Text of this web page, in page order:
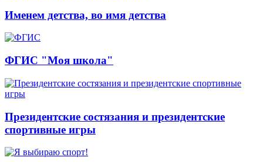
Именем детства, во имя детства
ФГИС "Моя школа"
Президентские состязания и президентские
спортивные игры